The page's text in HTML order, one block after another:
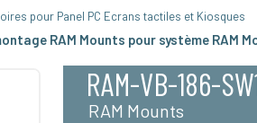
pour Panel PC Ecrans tactiles et Kiosques
RAM Mounts pour système RAM
RAM-VB-186-
RAM Mounts